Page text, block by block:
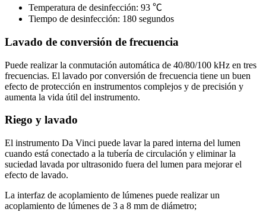
Temperatura de desinfección: 93 ℃
Tiempo de desinfección: 180 segundos
Lavado de conversión de frecuencia
Puede realizar la conmutación automática de 40/80/100 kHz en tres
frecuencias. El lavado por conversión de frecuencia tiene un buen
efecto de protección en instrumentos complejos y de precisión y
aumenta la vida útil del instrumento.
Riego y lavado
El instrumento Da Vinci puede lavar la pared interna del lumen
cuando está conectado a la tubería de circulación y eliminar la
suciedad lavada por ultrasonido fuera del lumen para mejorar el
efecto de lavado.
La interfaz de acoplamiento de lúmenes puede realizar un
acoplamiento de lúmenes de 3 a 8 mm de diámetro;